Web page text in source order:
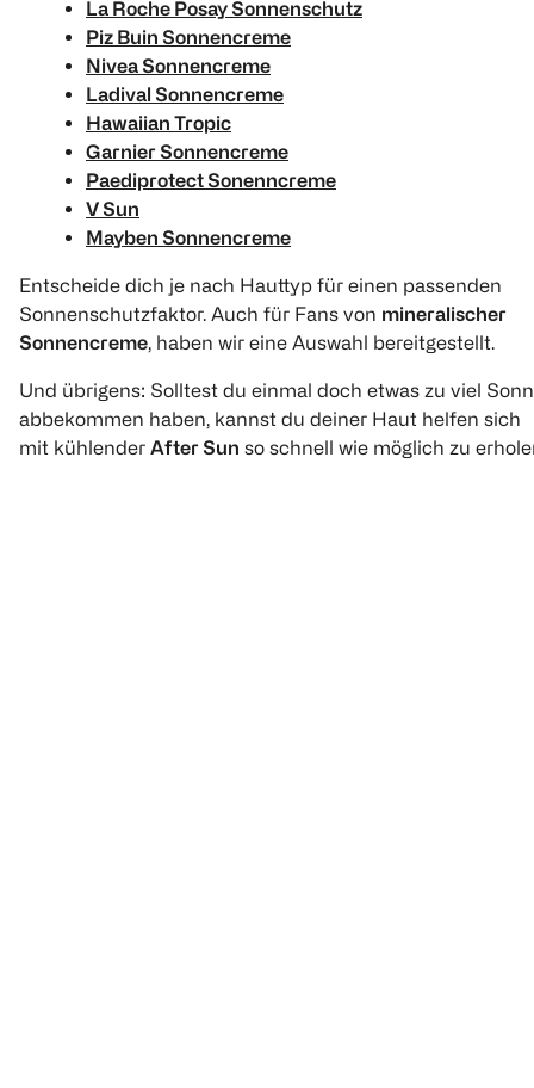
La Roche Posay Sonnenschutz
Piz Buin Sonnencreme
Nivea Sonnencreme
Ladival Sonnencreme
Hawaiian Tropic
Garnier Sonnencreme
Paediprotect Sonenncreme
V Sun
Mayben Sonnencreme
Entscheide dich je nach Hauttyp für einen passenden
Sonnenschutzfaktor. Auch für Fans von mineralischer
Sonnencreme, haben wir eine Auswahl bereitgestellt.
Und übrigens: Solltest du einmal doch etwas zu viel
abbekommen haben, kannst du deiner Haut helfen sich
mit kühlender After Sun so schnell wie möglich zu